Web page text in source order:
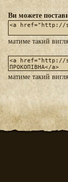
Ви можете
матиме такий
матиме такий